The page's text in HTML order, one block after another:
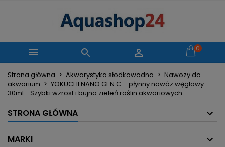
   0
Strona główna Akwarystyka słodkowodna
Nawozy do
akwarium
YOKUCHI NANO GEN C – płynny nawóz węglowy
30ml - Szybki wzrost i bujna zieleń roślin akwariowych
STRONA GŁÓWNA
MARKI
Moje listy życzeń
add_circle_outline Utwórz nową listę
Utwórz listę życzeń
Nazwa listy życzeń
Utwórz listę życzeń
Zaloguj się
Musisz być zalogowany by zapisać produkty na
swojej liście życzeń.
Anuluj Zaloguj się